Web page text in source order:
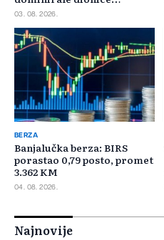
Privredne banke Sarajevo
03. 08. 2026.
BERZA
Banjalučka berza: BIRS
porastao 0,79 posto, promet
3.362 KM
04. 08. 2026.
Najnovije